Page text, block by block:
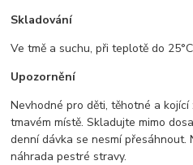
Skladování
Ve tmě a suchu, při teplotě do 25°C
Upozornění
Nevhodné pro děti, těhotné a
tmavém místě. Skladujte mimo
denní dávka se nesmí přesáhnout.
náhrada pestré stravy.